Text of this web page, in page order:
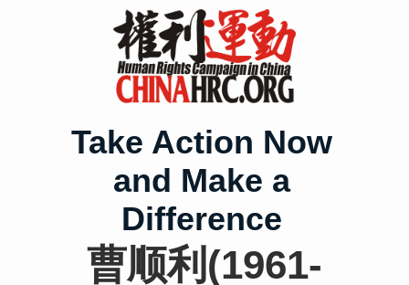
Take Action Now
and Make a
Difference
曹顺利(1961-